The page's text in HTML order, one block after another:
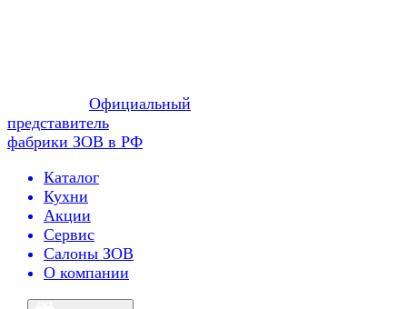
Официальный
представитель
фабрики ЗОВ в РФ
Каталог
Кухни
Акции
Сервис
Салоны ЗОВ
О компании